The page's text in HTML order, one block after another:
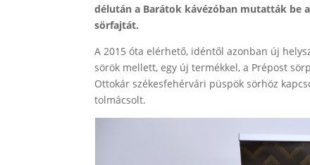
délután a Barátok kávézóban mutatták be
sörfajtát.
A 2015 óta elérhető, idéntől azonban új
sörök mellett, egy új termékkel, a Prépost
Ottokár székesfehérvári püspök sörhöz
tolmácsolt.